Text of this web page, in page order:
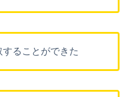
することができた